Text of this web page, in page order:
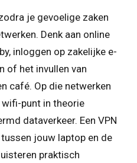
je gevoelige zaken
Denk aan online
inloggen op zakelijke e-
of het invullen van
café. Op die netwerken
punt in theorie
dataverkeer. Een VPN
jouw laptop en de
praktisch